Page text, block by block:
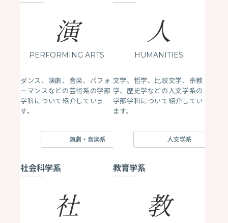
演
PERFORMING ARTS
ダンス、演劇、音楽、パフォ
ーマンスなどの芸術系の学部
学科について紹介していま
す。
演劇・音楽系
人
HUMANITIES
文学、哲学、比較文学、宗教
学、歴史学などの人文学系の
学部学科について紹介してい
ます。
人文学系
社会科学系
社
教育学系
教